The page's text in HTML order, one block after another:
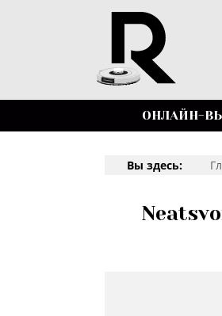
ОНЛАЙН-
Вы здесь: